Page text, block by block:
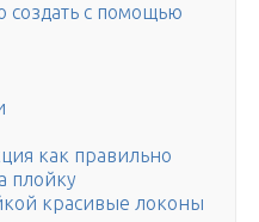
создать с помощью
как правильно
плойку
красивые локоны